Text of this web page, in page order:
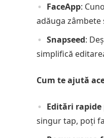
FaceApp:
adăuga
Snapseed:
simplifică
Cum te ajută
Editări
singur tap, poți